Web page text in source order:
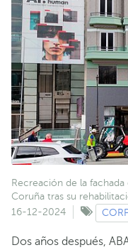
Recreación de la
Coruña tras su
16-12-2024
Dos años después,